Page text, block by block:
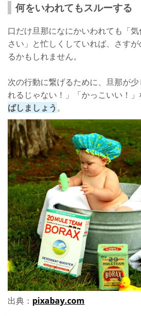
何をいわれてもスルーする
口だけ旦那になにかいわれても「
さい」と忙しくしていれば、さす
るかもしれません。
次の行動に繋げるために、旦那が
れるじゃない！」「かっこいい！」
ばしましょう。
出典： pixabay.com